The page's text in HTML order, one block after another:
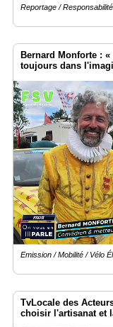
Reportage /
Bernard Monforte :
toujours dans
Emission / Mobilité / Vélo
TvLocale des
choisir l'artisanat et